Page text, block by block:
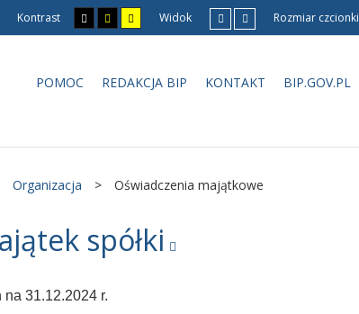
Kontrast Widok Rozmiar czcionki
POMOC REDAKCJA BIP KONTAKT BIP.GOV.PL
Organizacja > Oświadczenia majątkowe
spółki
na 31.12.2024 r.